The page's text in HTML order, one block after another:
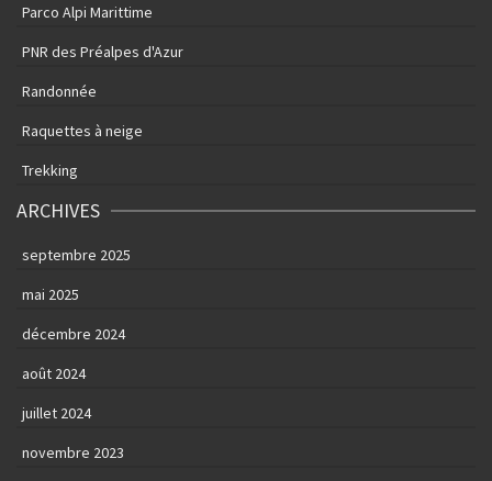
Parco Alpi Marittime
PNR des Préalpes d'Azur
Randonnée
Raquettes à neige
Trekking
ARCHIVES
septembre 2025
mai 2025
décembre 2024
août 2024
juillet 2024
novembre 2023